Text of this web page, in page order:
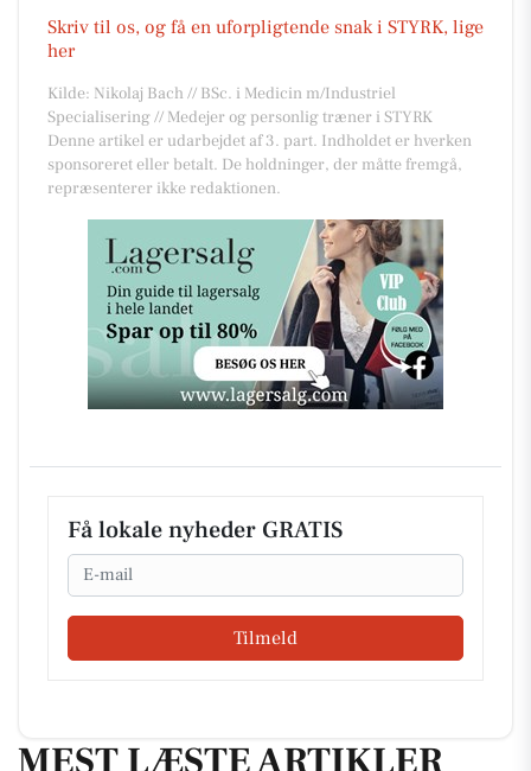
Skriv til os, og få en uforpligtende snak i STYRK, lige
her
Kilde: Nikolaj Bach // BSc. i Medicin m/Industriel
Specialisering // Medejer og personlig træner i STYRK
Denne artikel er udarbejdet af 3. part. Indholdet er hverken
sponsoreret eller betalt. De holdninger, der måtte fremgå,
repræsenterer ikke redaktionen.
Få lokale nyheder GRATIS
Email
Tilmeld